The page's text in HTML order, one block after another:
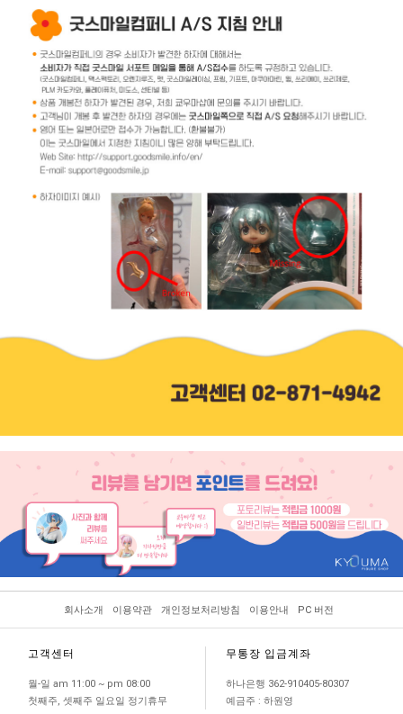
회사소개 이용약관 개인정보처리방침 이용안내 PC 버전
고객센터
월-일 am 11:00 ~ pm 08:00
첫째주, 셋째주 일요일 정기휴무
무통장 입금계좌
하나은행 362-910405-80307
예금주 : 하원영